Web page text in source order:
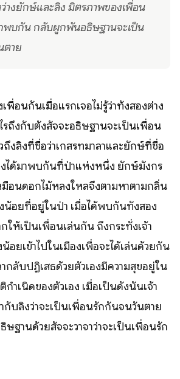
างยักษ์และลิง มิตรภาพของเพื่อน
พบกัน กลับผูกพันอธิษฐานจะเป็น
ตาย
เพื่อนกันเมื่อแรกเจอไม่รู้ว่าทั้งสองต่าง
รถึงกับตั้งสัจจะอธิษฐานจะเป็นเพื่อน
งลิงที่ชื่อว่าเกสรทมาลาและยักษ์ที่ชื่อ
ได้มาพบกันที่ป่าแห่งหนึ่ง ยักษ์มังกร
อนดอกไม้หลงใหลจึงตามหาตามกลิ่น
น้อยที่อยู่ในป่า เมื่อได้พบกันทั้งสอง
ให้เป็นเพื่อนเล่นกัน ถึงกระทั่งเจ้า
อยเข้าไปในเมืองเพื่อจะได้เล่นด้วยกัน
ากลับปฏิเสธด้วยตัวเองมีความสุขอยู่ใน
กำเนิดของตัวเอง เมื่อเป็นดังนั้นเจ้า
บลิงว่าจะเป็นเพื่อนรักกันจนวันตาย
ษฐานด้วยสัจจะวาจาว่าจะเป็นเพื่อนรัก